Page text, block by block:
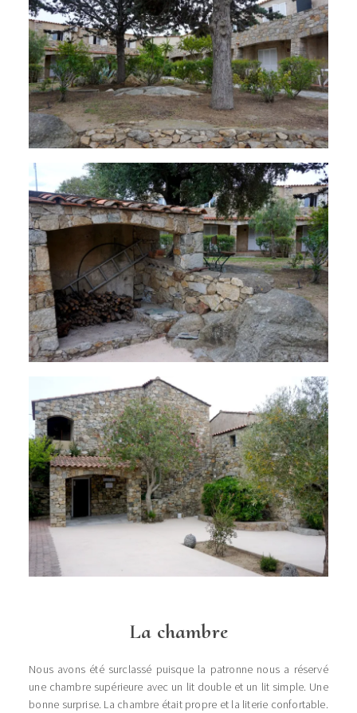
La chambre
Nous avons été surclassé puisque la patronne nous a réservé
une chambre supérieure avec un lit double et un lit simple. Une
bonne surprise. La chambre était propre et la literie confortable.